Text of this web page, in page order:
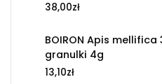
38,00zł
BOIRON Apis mellifica
granulki 4g
13,10zł